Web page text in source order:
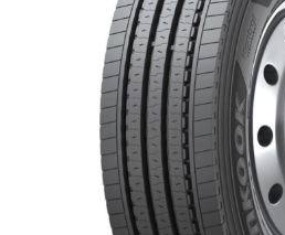
Войти на сайт
+7(812)317-